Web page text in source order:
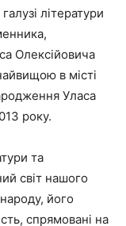
літератури
Олексійовича
в місті
Уласа
року.
та
світ нашого
його
спрямовані на